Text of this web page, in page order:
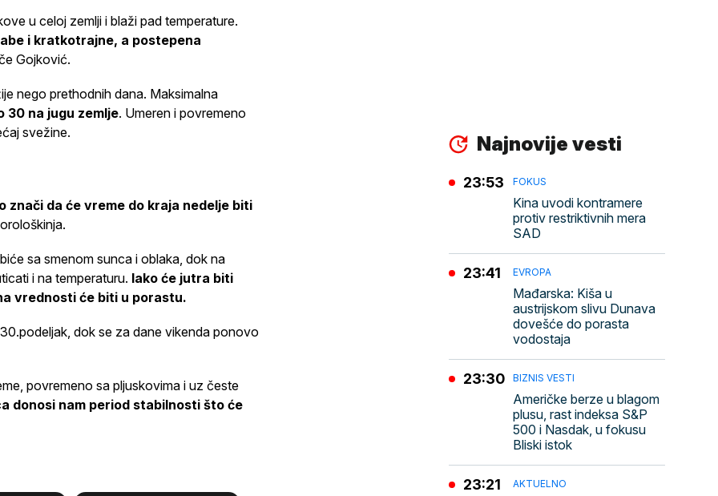
u celoj zemlji i blaži pad temperature.
i kratkotrajne, a postepena
Gojković.
nego prethodnih dana. Maksimalna
30 na jugu zemlje. Umeren i povremeno
svežine.
znači da će vreme do kraja nedelje biti
sa smenom sunca i oblaka, dok na
i na temperaturu. Iako će jutra biti
vrednosti će biti u porastu.
dok se za dane vikenda ponovo
povremeno sa pljuskovima i uz česte
donosi nam period stabilnosti što će
Najnovije vesti
FOKUS
Kina uvodi kontramere
protiv restriktivnih mera
SAD
23:53
EVROPA
Mađarska: Kiša u
austrijskom slivu Dunava
dovešće do porasta
vodostaja
23:41
BIZNIS VESTI
Američke berze u blagom
plusu, rast indeksa S&P
500 i Nasdak, u fokusu
Bliski istok
23:30
AKTUELNO
23:21